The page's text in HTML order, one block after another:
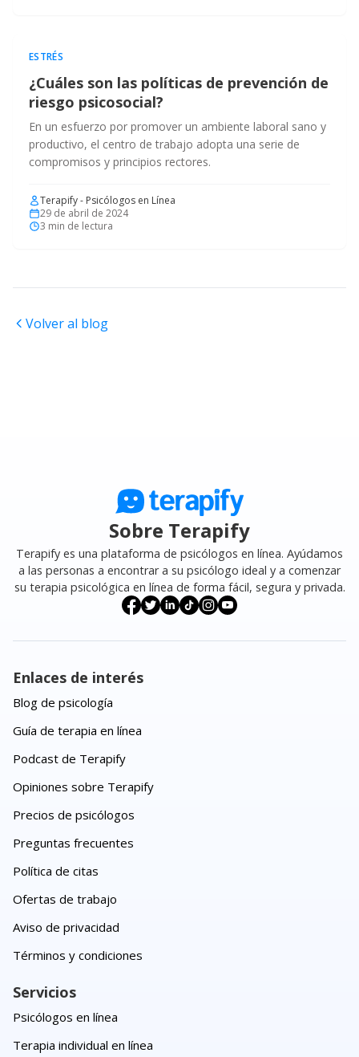
ESTRÉS
¿Cuáles son las políticas de prevención de
riesgo psicosocial?
En un esfuerzo por promover un ambiente laboral sano y
productivo, el centro de trabajo adopta una serie de
compromisos y principios rectores.
Terapify - Psicólogos en Línea
29 de abril de 2024
3 min de lectura
Volver al blog
Sobre Terapify
Terapify es una plataforma de psicólogos en línea. Ayúdamos
a las personas a encontrar a su psicólogo ideal y a comenzar
su terapia psicológica en línea de forma fácil, segura y privada.
Enlaces de interés
Blog de psicología
Guía de terapia en línea
Podcast de Terapify
Opiniones sobre Terapify
Precios de psicólogos
Preguntas frecuentes
Política de citas
Ofertas de trabajo
Aviso de privacidad
Términos y condiciones
Servicios
Psicólogos en línea
Terapia individual en línea